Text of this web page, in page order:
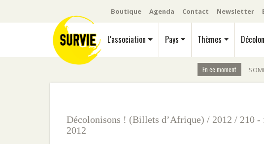
Boutique Agenda Contact Newsletter
L'association Pays Thèmes
En ce moment
Décolonisons ! (Billets d’Afrique) / 2012 / 210 -
2012